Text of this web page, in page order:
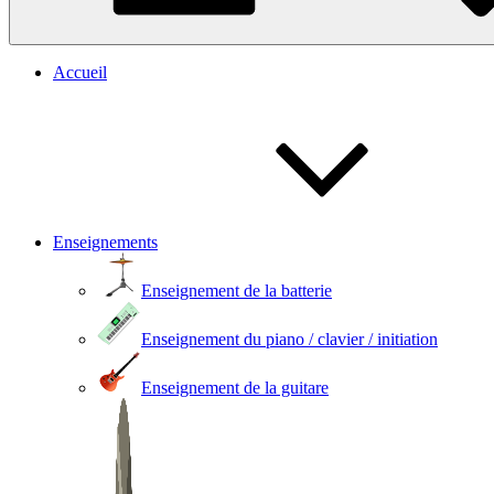
Accueil
Enseignements
Enseignement de la batterie
Enseignement du piano / clavier / initiation
Enseignement de la guitare